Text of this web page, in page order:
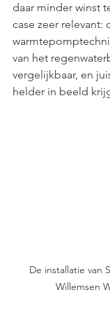
daar minder winst
case zeer relevant:
van het
vergelijkbaar, en
helder in beeld
De installatie van
Willemsen